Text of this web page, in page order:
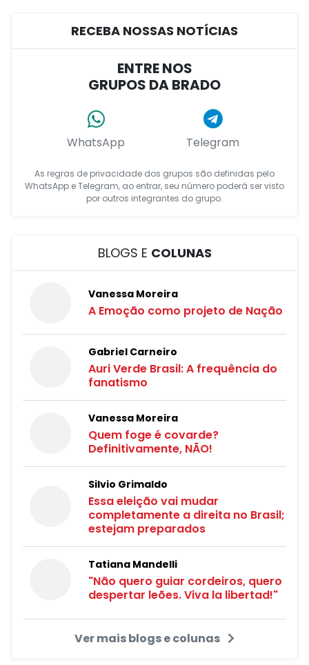
RECEBA NOSSAS NOTÍCIAS
ENTRE NOS
GRUPOS DA BRADO
WhatsApp Telegram
As regras de privacidade dos grupos são definidas pelo
WhatsApp e Telegram, ao entrar, seu número poderá ser visto
por outros integrantes do grupo.
BLOGS E COLUNAS
Vanessa Moreira
A Emoção como projeto de Nação
Gabriel Carneiro
Auri Verde Brasil: A frequência do
fanatismo
Vanessa Moreira
Quem foge é covarde?
Definitivamente, NÃO!
Silvio Grimaldo
Essa eleição vai mudar
completamente a direita no Brasil;
estejam preparados
Tatiana Mandelli
"Não quero guiar cordeiros, quero
despertar leões. Viva la libertad!"
Ver mais blogs e colunas